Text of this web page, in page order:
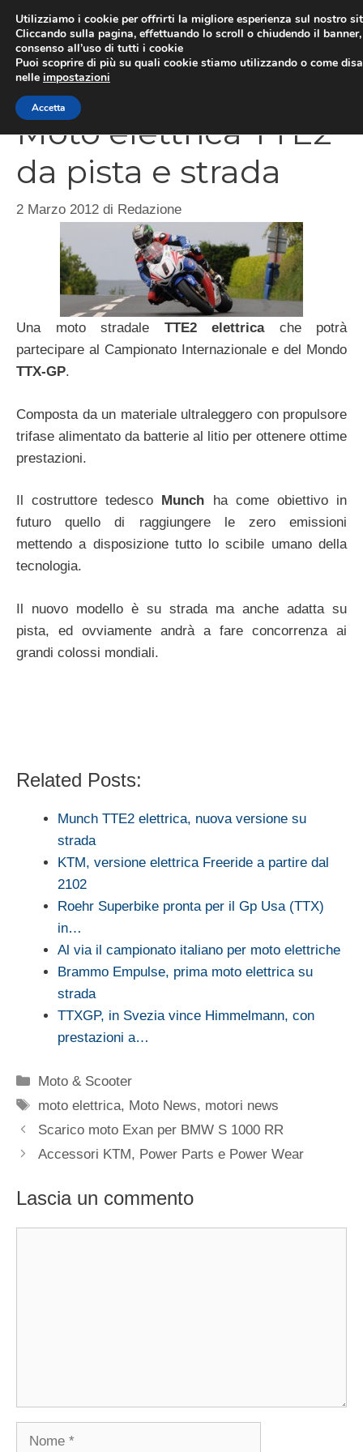
contenuto
Moto elettrica TTE2
da pista e strada
2 Marzo 2012 di Redazione
Una moto stradale TTE2 elettricache potrà
partecipare al Campionato Internazionale e del Mondo
TTX-GP.
Composta da un materiale ultraleggero con propulsore
trifase alimentato da batterie al litio per ottenere ottime
prestazioni.
Il costruttore tedesco Munch ha come obiettivo in
futuro quello di raggiungere le zero emissioni
mettendo a disposizione tutto lo scibile umano della
tecnologia.
Il nuovo modello è su strada ma anche adatta su
pista, ed ovviamente andrà a fare concorrenza ai
grandi colossi mondiali.
Related Posts:
Munch TTE2 elettrica, nuova versione su
strada
KTM, versione elettrica Freeride a partire dal
2102
Roehr Superbike pronta per il Gp Usa (TTX)
in…
Al via il campionato italiano per moto elettriche
Brammo Empulse, prima moto elettrica su
strada
TTXGP, in Svezia vince Himmelmann, con
prestazioni a…
Categorie
Moto & Scooter
Tag
moto elettrica, Moto News, motori news
Scarico moto Exan per BMW S 1000 RR
Accessori KTM, Power Parts e Power Wear
Lascia un commento
Nome
Utilizziamo i cookie per offrirti la migliore esperienza sul nostro
Cliccando sulla pagina, effettuando lo scroll o chiudendo il
consenso all’uso di tutti i cookie
Puoi scoprire di più su quali cookie stiamo utilizzando o come
nelle impostazioni
Accetta